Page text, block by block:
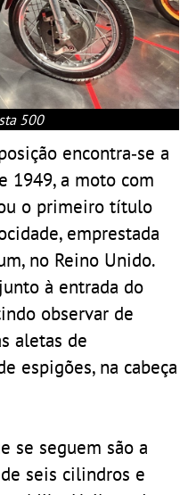
500
encontra‑se a
1949, a moto com
o primeiro título
emprestada
no Reino Unido.
à entrada do
observar de
aletas de
espigões, na cabeça
se seguem são a
seis cilindros e